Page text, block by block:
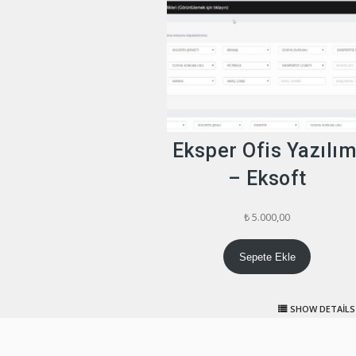
Eksper Ofis
– Eksoft
₺5.000,00
Sepete Ekle
SHOW DETAILS